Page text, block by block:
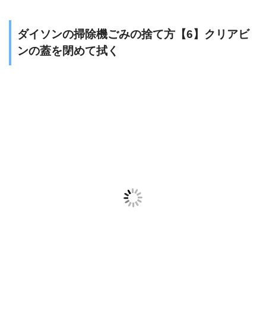
ダイソンの掃除機ごみの捨て方【6】クリアビ
ンの蓋を閉めて拭く